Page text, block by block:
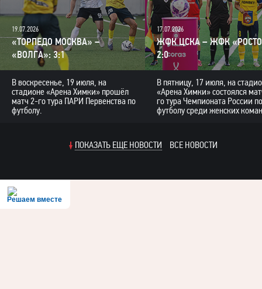
19.07.2026
«ТОРПЕДО МОСКВА» –
«ВОЛГА»: 3:1
В воскресенье, 19 июля, на
стадионе «Арена Химки» прошёл
матч 2-го тура ПАРИ Первенства по
футболу.
17.07.2026
ЖФК ЦСКА – ЖФК
2:0
В пятницу, 17 июля, на
«Арена Химки» состоялся
го тура Чемпионата России по
футболу среди женских
ПОКАЗАТЬ ЕЩЕ НОВОСТИ ВСЕ НОВОСТИ
Решаем вместе